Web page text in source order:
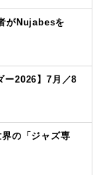
がNujabesを
ー2026】7月／8
の「ジャズ専